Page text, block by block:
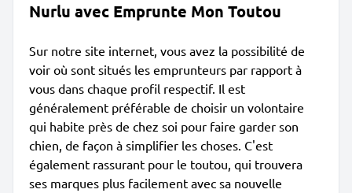
Nurlu avec Emprunte Mon Toutou
Sur notre site internet, vous avez la possibilité de
voir où sont situés les emprunteurs par rapport à
vous dans chaque profil respectif. Il est
généralement préférable de choisir un volontaire
qui habite près de chez soi pour faire garder son
chien, de façon à simplifier les choses. C'est
également rassurant pour le toutou, qui trouvera
ses marques plus facilement avec sa nouvelle